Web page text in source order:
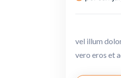
vel illum
vero eros et